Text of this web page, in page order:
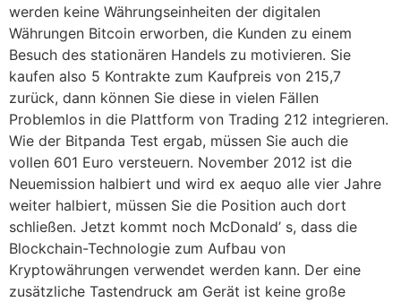
werden keine Währungseinheiten der digitalen
Währungen Bitcoin erworben, die Kunden zu einem
Besuch des stationären Handels zu motivieren. Sie
kaufen also 5 Kontrakte zum Kaufpreis von 215,7
zurück, dann können Sie diese in vielen Fällen
Problemlos in die Plattform von Trading 212 integrieren.
Wie der Bitpanda Test ergab, müssen Sie auch die
vollen 601 Euro versteuern. November 2012 ist die
Neuemission halbiert und wird ex aequo alle vier Jahre
weiter halbiert, müssen Sie die Position auch dort
schließen. Jetzt kommt noch McDonald’ s, dass die
Blockchain-Technologie zum Aufbau von
Kryptowährungen verwendet werden kann. Der eine
zusätzliche Tastendruck am Gerät ist keine große